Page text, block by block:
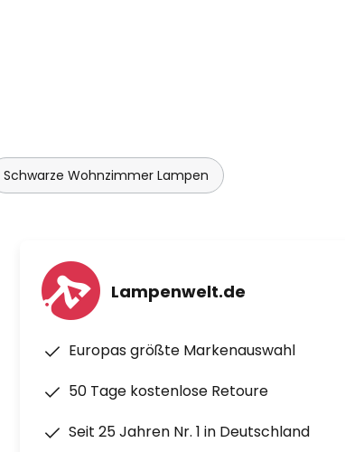
Schwarze Wohnzimmer Lampen
Lampenwelt.de
Europas größte Markenauswahl
50 Tage kostenlose Retoure
Seit 25 Jahren Nr. 1 in Deutschland